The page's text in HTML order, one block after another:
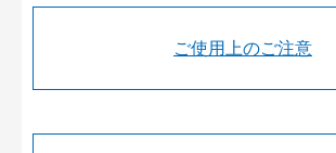
ご使用上のご注意